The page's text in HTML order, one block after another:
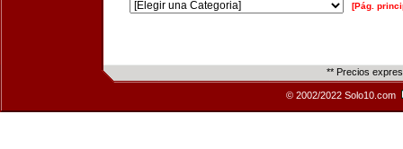
[Pág.
** Precios
© 2002/2022 Solo10.com